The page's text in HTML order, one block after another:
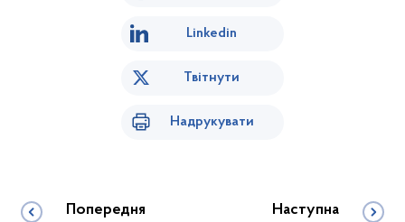
Linkedin
Твітнути
Надрукувати
Попередня Наступна